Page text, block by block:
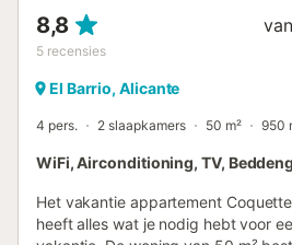
8,8
5 recensies
El Barrio, Alicante
4 pers. 2 slaapkamers 50 m² 950
WiFi, Airconditioning, TV,
Het vakantie appartement
heeft alles wat je nodig hebt voor